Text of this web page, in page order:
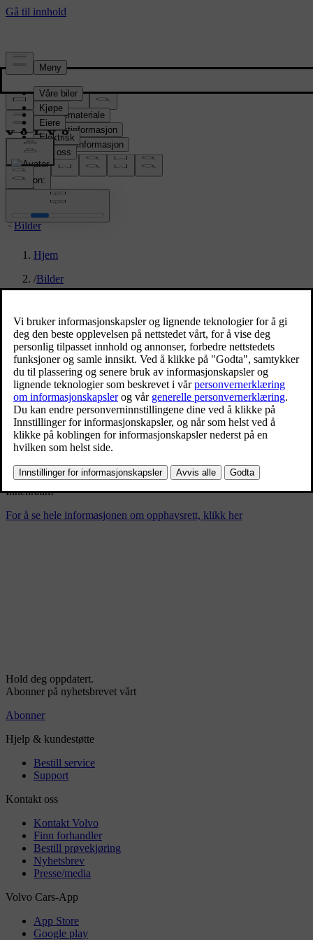
Presserom
Pressemateriale
Produktinformasjon
Selskapsinformasjon
Mediekontakter
location:
NO
Bilder
Hjem
/Bilder
Volvo EX90
9/4/2024
Bokmerke
Del
Last ned
Innenraum
For å se hele informasjonen om opphavsrett, klikk her